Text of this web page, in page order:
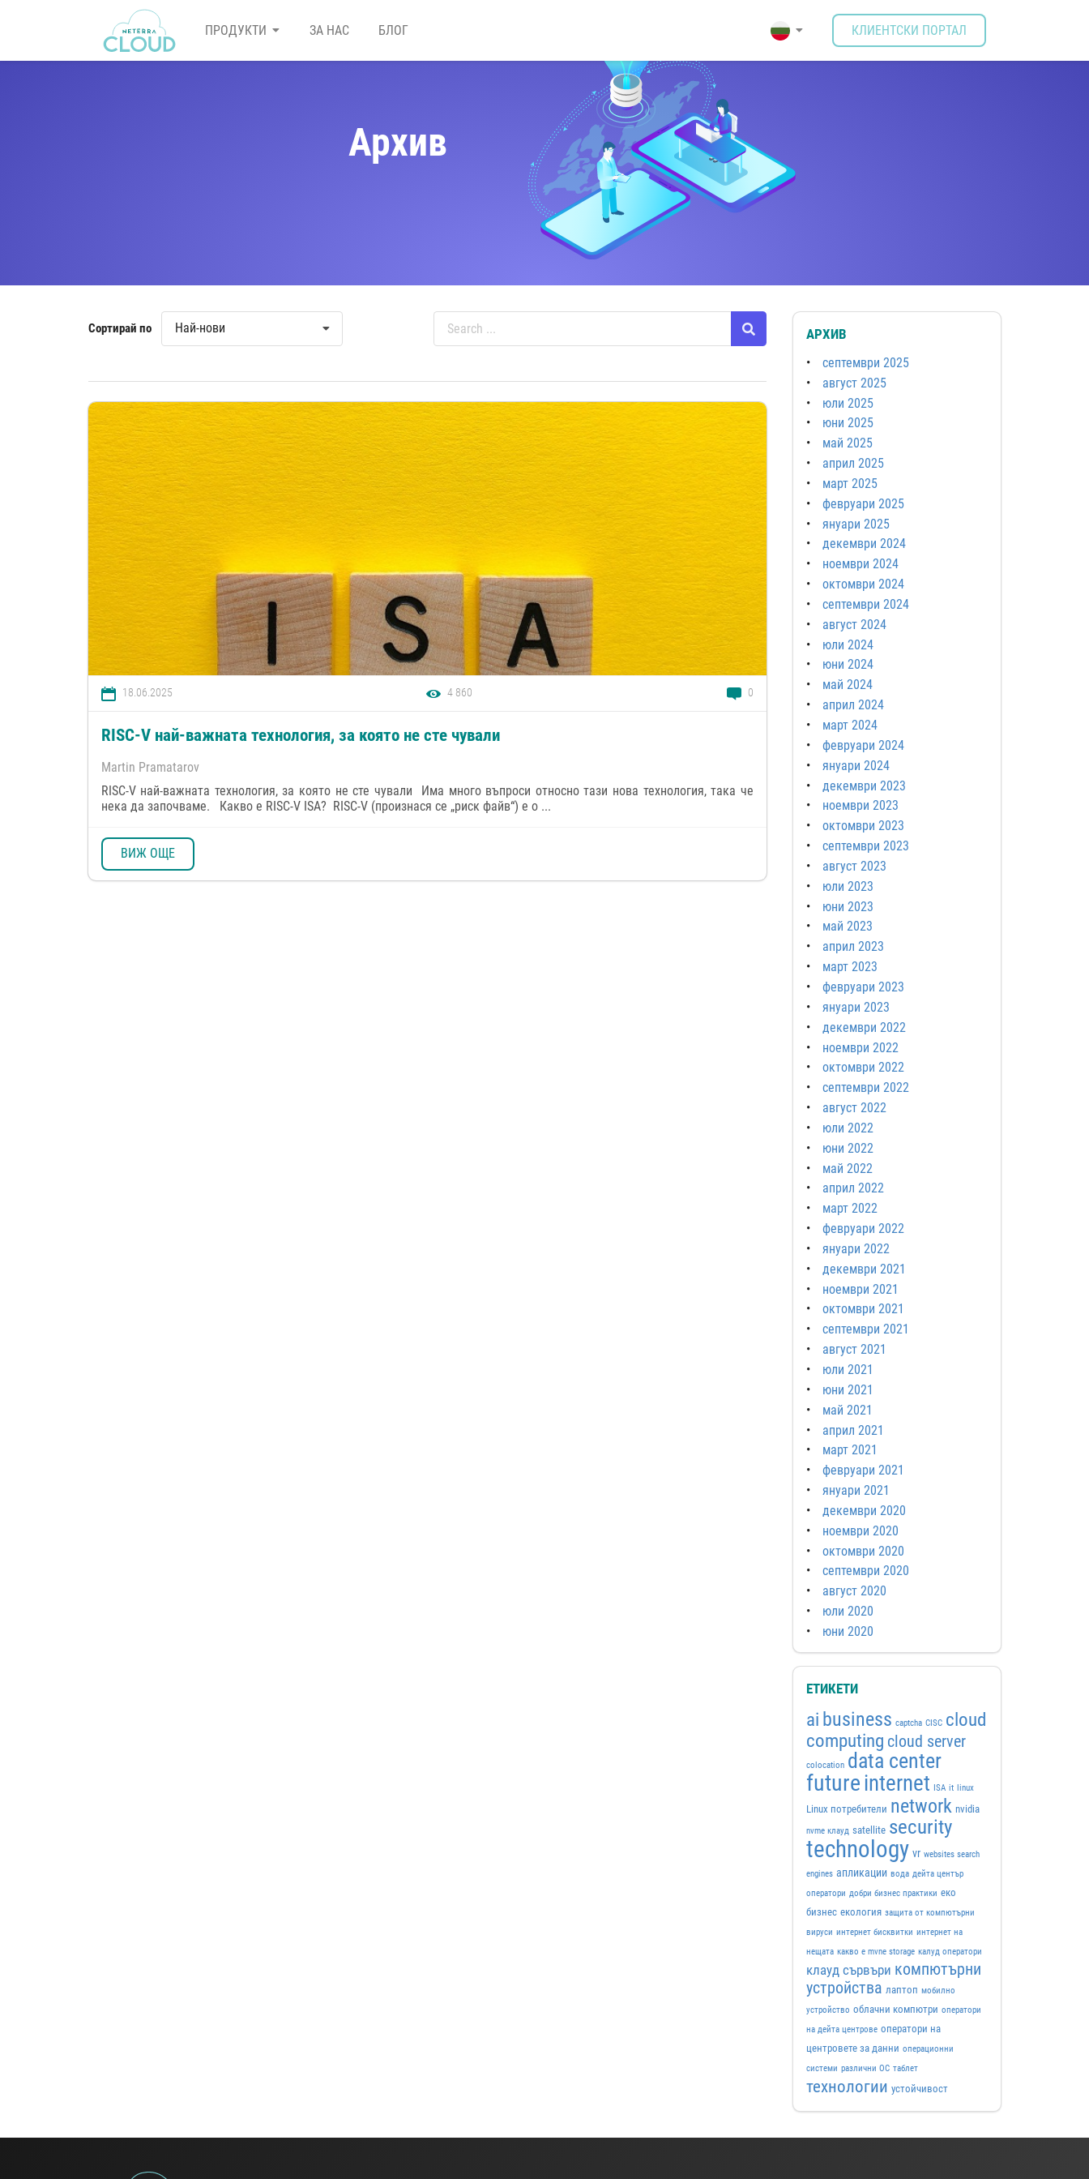
ПРОДУКТИ ЗА НАС БЛОГ КЛИЕНТСКИ ПОРТАЛ
Архив
Сортирай по Най-нови
18.06.2025 4 860 0
RISC-V най-важната технология, за която не сте чували
Martin Pramatarov
RISC-V най-важната технология, за която не сте чували Има много въпроси относно тази нова технология, така че
нека да започваме. Какво е RISC-V ISA? RISC-V (произнася се „риск файв“) е о ...
ВИЖ ОЩЕ
АРХИВ
септември 2025
август 2025
юли 2025
юни 2025
май 2025
април 2025
март 2025
февруари 2025
януари 2025
декември 2024
ноември 2024
октомври 2024
септември 2024
август 2024
юли 2024
юни 2024
май 2024
април 2024
март 2024
февруари 2024
януари 2024
декември 2023
ноември 2023
октомври 2023
септември 2023
август 2023
юли 2023
юни 2023
май 2023
април 2023
март 2023
февруари 2023
януари 2023
декември 2022
ноември 2022
октомври 2022
септември 2022
август 2022
юли 2022
юни 2022
май 2022
април 2022
март 2022
февруари 2022
януари 2022
декември 2021
ноември 2021
октомври 2021
септември 2021
август 2021
юли 2021
юни 2021
май 2021
април 2021
март 2021
февруари 2021
януари 2021
декември 2020
ноември 2020
октомври 2020
септември 2020
август 2020
юли 2020
юни 2020
ЕТИКЕТИ
ai business captcha CISC cloud
computing cloud server
colocation data center
futureinternet ISA it linux
Linux потребители network nvidia
nvme клауд satellite security
technology vr websites search
engines апликации вода дейта център
оператори добри бизнес практики еко
бизнес екология защита от компютърни
вируси интернет бисквитки интернет на
нещата какво е mvne storage калуд оператори
клауд сървъри компютърни
устройства лаптоп мобилно
устройство облачни компютри оператори
на дейта центрове оператори на
центровете за данни операционни
системи различни ОС таблет
технологии устойчивост